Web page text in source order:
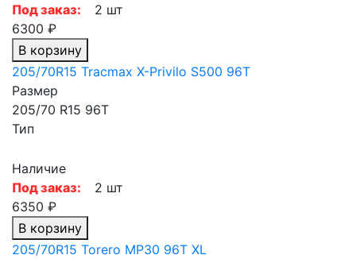
Под заказ:
2 шт
6300 ₽
В корзину
205/70R15 Tracmax X-Privilo S500 96T
Размер
205/70 R15 96T
Тип
Наличие
Под заказ:
2 шт
6350 ₽
В корзину
205/70R15 Torero MP30 96T XL